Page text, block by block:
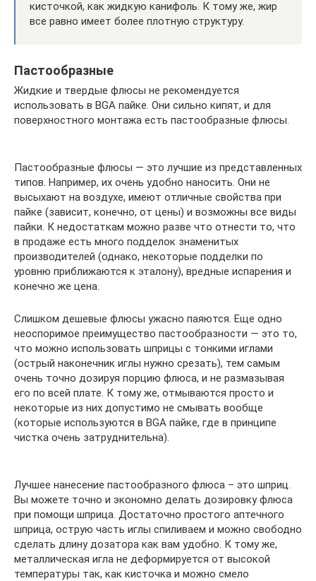
кисточкой, как жидкую канифоль. К тому же, жир
все равно имеет более плотную структуру.
Пастообразные
Жидкие и твердые флюсы не рекомендуется
использовать в BGA пайке. Они сильно кипят, и для
поверхностного монтажа есть пастообразные флюсы.
Пастообразные флюсы — это лучшие из представленных
типов. Например, их очень удобно наносить. Они не
высыхают на воздухе, имеют отличные свойства при
пайке (зависит, конечно, от цены) и возможны все виды
пайки. К недостаткам можно разве что отнести то, что
в продаже есть много подделок знаменитых
производителей (однако, некоторые подделки по
уровню приближаются к эталону), вредные испарения и
конечно же цена.
Слишком дешевые флюсы ужасно паяются. Еще одно
неоспоримое преимущество пастообразности — это то,
что можно использовать шприцы с тонкими иглами
(острый наконечник иглы нужно срезать), тем самым
очень точно дозируя порцию флюса, и не размазывая
его по всей плате. К тому же, отмываются просто и
некоторые из них допустимо не смывать вообще
(которые используются в BGA пайке, где в принципе
чистка очень затруднительна).
Лучшее нанесение пастообразного флюса – это шприц.
Вы можете точно и экономно делать дозировку флюса
при помощи шприца. Достаточно простого аптечного
шприца, острую часть иглы спиливаем и можно свободно
сделать длину дозатора как вам удобно. К тому же,
металлическая игла не деформируется от высокой
температуры так, как кисточка и можно смело